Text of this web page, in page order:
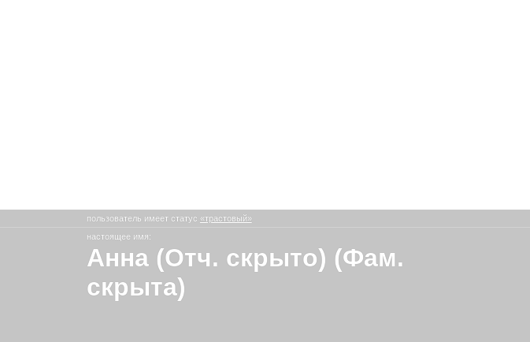
пользователь имеет статус «трастовый»
настоящее имя:
Анна (Отч. скрыто) (Фам.
скрыта)